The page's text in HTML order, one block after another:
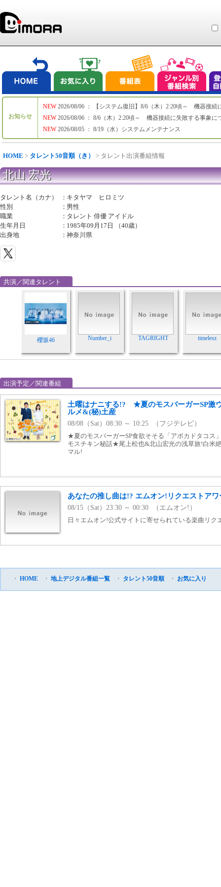
お知らせ
NEW
NEW
NEW
2026/08/06 ： 【システム復旧】8/6（木）2:20頃～ 機器接続
2026/08/06 ： 8/6（木）2:20頃～ 機器接続に失敗する事象に
2026/08/05 ： 8/19（水）システムメンテナンス
HOME > タレント50音順（き） > タレント出演番組情報
北山 宏光
タレント名（カナ） ： キタヤマ ヒロミツ
性別
： 男性
職業
： タレント 俳優 アイドル
生年月日
： 1985年09月17日 （40歳）
出身地
：神奈川県
共演／関連タレント
櫻坂46 Number_i TAGRIGHT timelesz
出演予定／関連番組
土曜はナニする!? ★夏のモスバーガーSP激
ルメ&(秘)土産
08/08（Sat）08:30 ～ 10:25 （フジテレビ）
★夏のモスバーガーSP食欲そそる「アボカドタコス
モスチキン秘話★尾上松也&北山宏光の浅草旅!白米
マル!
あなたの推し曲は!? エムオン!リクエストア
08/15（Sat）23:30 ～ 00:30 （エムオン!）
日々エムオン!公式サイトに寄せられている楽曲リク
・ HOME ・ 地上デジタル番組一覧 ・ タレント50音順 ・ お気に入り